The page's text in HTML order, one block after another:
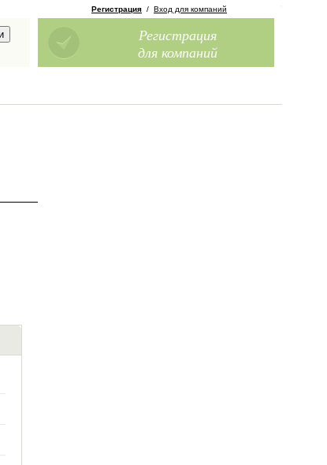
Регистрация / Вход для компаний
Регистрация
для компаний